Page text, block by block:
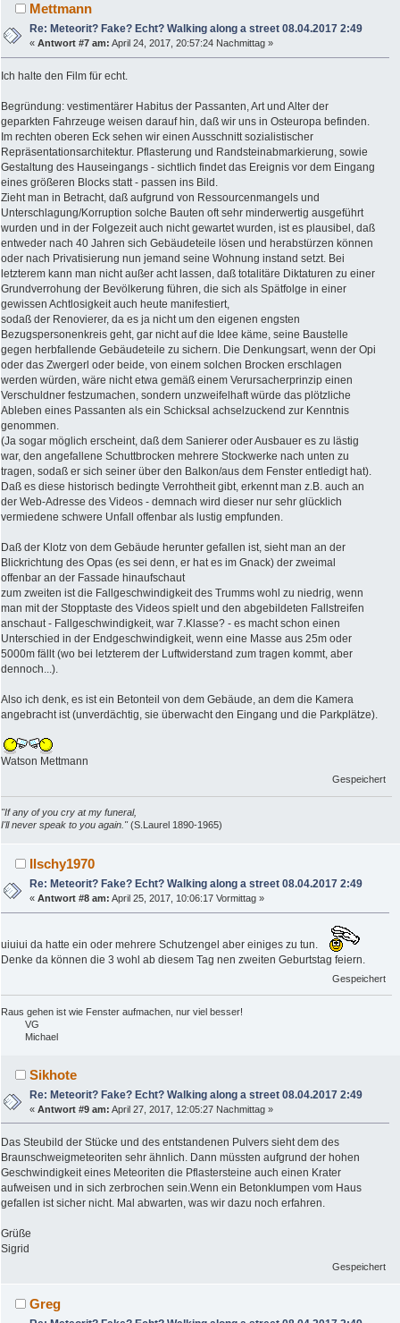
Mettmann
Re: Meteorit? Fake? Echt? Walking along a street 08.04.2017 2:49
«Antwort #7 am: April 24, 2017, 20:57:24 Nachmittag »
Ich halte den Film für echt.
Begründung: vestimentärer Habitus der Passanten, Art und Alter der
geparkten Fahrzeuge weisen darauf hin, daß wir uns in Osteuropa befinden.
Im rechten oberen Eck sehen wir einen Ausschnitt sozialistischer
Repräsentationsarchitektur. Pflasterung und Randsteinabmarkierung, sowie
Gestaltung des Hauseingangs - sichtlich findet das Ereignis vor dem Eingang
eines größeren Blocks statt - passen ins Bild.
Zieht man in Betracht, daß aufgrund von Ressourcenmangels und
Unterschlagung/Korruption solche Bauten oft sehr minderwertig ausgeführt
wurden und in der Folgezeit auch nicht gewartet wurden, ist es plausibel, daß
entweder nach 40 Jahren sich Gebäudeteile lösen und herabstürzen können
oder nach Privatisierung nun jemand seine Wohnung instand setzt. Bei
letzterem kann man nicht außer acht lassen, daß totalitäre Diktaturen zu einer
Grundverrohung der Bevölkerung führen, die sich als Spätfolge in einer
gewissen Achtlosigkeit auch heute manifestiert,
sodaß der Renovierer, da es ja nicht um den eigenen engsten
Bezugspersonenkreis geht, gar nicht auf die Idee käme, seine Baustelle
gegen herbfallende Gebäudeteile zu sichern. Die Denkungsart, wenn der Opi
oder das Zwergerl oder beide, von einem solchen Brocken erschlagen
werden würden, wäre nicht etwa gemäß einem Verursacherprinzip einen
Verschuldner festzumachen, sondern unzweifelhaft würde das plötzliche
Ableben eines Passanten als ein Schicksal achselzuckend zur Kenntnis
genommen.
(Ja sogar möglich erscheint, daß dem Sanierer oder Ausbauer es zu lästig
war, den angefallene Schuttbrocken mehrere Stockwerke nach unten zu
tragen, sodaß er sich seiner über den Balkon/aus dem Fenster entledigt hat).
Daß es diese historisch bedingte Verrohtheit gibt, erkennt man z.B. auch an
der Web-Adresse des Videos - demnach wird dieser nur sehr glücklich
vermiedene schwere Unfall offenbar als lustig empfunden.
Daß der Klotz von dem Gebäude herunter gefallen ist, sieht man an der
Blickrichtung des Opas (es sei denn, er hat es im Gnack) der zweimal
offenbar an der Fassade hinaufschaut
zum zweiten ist die Fallgeschwindigkeit des Trumms wohl zu niedrig, wenn
man mit der Stopptaste des Videos spielt und den abgebildeten Fallstreifen
anschaut - Fallgeschwindigkeit, war 7.Klasse? - es macht schon einen
Unterschied in der Endgeschwindigkeit, wenn eine Masse aus 25m oder
5000m fällt (wo bei letzterem der Luftwiderstand zum tragen kommt, aber
dennoch...).
Also ich denk, es ist ein Betonteil von dem Gebäude, an dem die Kamera
angebracht ist (unverdächtig, sie überwacht den Eingang und die Parkplätze).
Watson Mettmann
Gespeichert
"If any of you cry at my funeral,
I'll never speak to you again."(S.Laurel 1890-1965)
Ilschy1970
Re: Meteorit? Fake? Echt? Walking along a street 08.04.2017 2:49
«Antwort #8 am: April 25, 2017, 10:06:17 Vormittag »
uiuiui da hatte ein oder mehrere Schutzengel aber einiges zu tun.
Denke da können die 3 wohl ab diesem Tag nen zweiten Geburtstag feiern.
Gespeichert
Raus gehen ist wie Fenster aufmachen, nur viel besser!
VG
Michael
Sikhote
Re: Meteorit? Fake? Echt? Walking along a street 08.04.2017 2:49
«Antwort #9 am: April 27, 2017, 12:05:27 Nachmittag »
Das Steubild der Stücke und des entstandenen Pulvers sieht dem des
Braunschweigmeteoriten sehr ähnlich. Dann müssten aufgrund der hohen
Geschwindigkeit eines Meteoriten die Pflastersteine auch einen Krater
aufweisen und in sich zerbrochen sein.Wenn ein Betonklumpen vom Haus
gefallen ist sicher nicht. Mal abwarten, was wir dazu noch erfahren.
Grüße
Sigrid
Gespeichert
Greg